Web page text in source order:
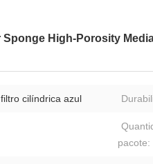
High-Porosity
cilíndrica azul
pacote: